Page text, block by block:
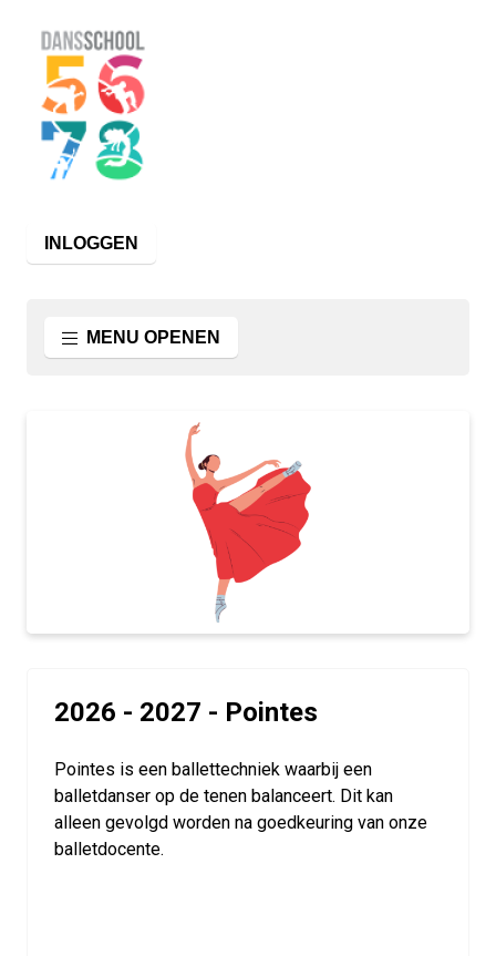
INLOGGEN
MENU OPENEN
2026 - 2027 - Pointes
Pointes is een ballettechniek waarbij een
balletdanser op de tenen balanceert. Dit kan
alleen gevolgd worden na goedkeuring van onze
balletdocente.